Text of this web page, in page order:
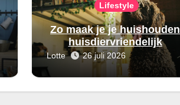
Lifestyle
Zo maak je je huishouden
huisdiervriendelijk
Lotte 26 juli 2026